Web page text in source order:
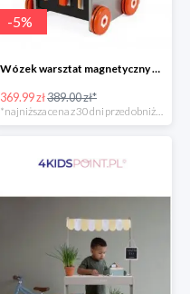
-5%
Wózek warsztat magnetyczny z narzędziami Brico ‘Kids kolekcja 2018, Janod
369.99 zł389.00 zł*
*najniższa cena z 30 dni przed obniżką